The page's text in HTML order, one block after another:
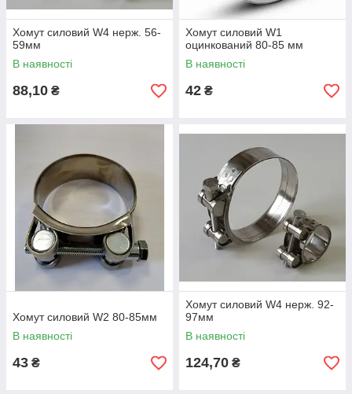
Хомут силовий W4 нерж. 56-
59мм
В наявності
88,10 ₴
Хомут силовий W1
оцинкований 80-85 мм
В наявності
42 ₴
Хомут силовий W2 80-85мм
В наявності
43 ₴
Хомут силовий W4 нерж. 92-
97мм
В наявності
124,70 ₴